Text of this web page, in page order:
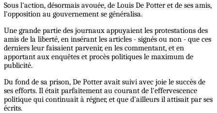
Sous l'action, désormais avouée, de Louis De Potter et de ses amis,
l'opposition au gouvernement se généralisa.
Une grande partie des journaux appuyaient les protestations des
amis de la liberté, en insérant les articles - signés ou non - que ces
derniers leur faisaient parvenir, en les commentant, et en
apportant aux enquêtes et procès politiques le maximum de
publicité.
Du fond de sa prison, De Potter avait suivi avec joie le succès de
ses efforts. Il était parfaitement au courant de l'effervescence
politique qui continuait à régner, et que d'ailleurs il attisait par ses
écrits.